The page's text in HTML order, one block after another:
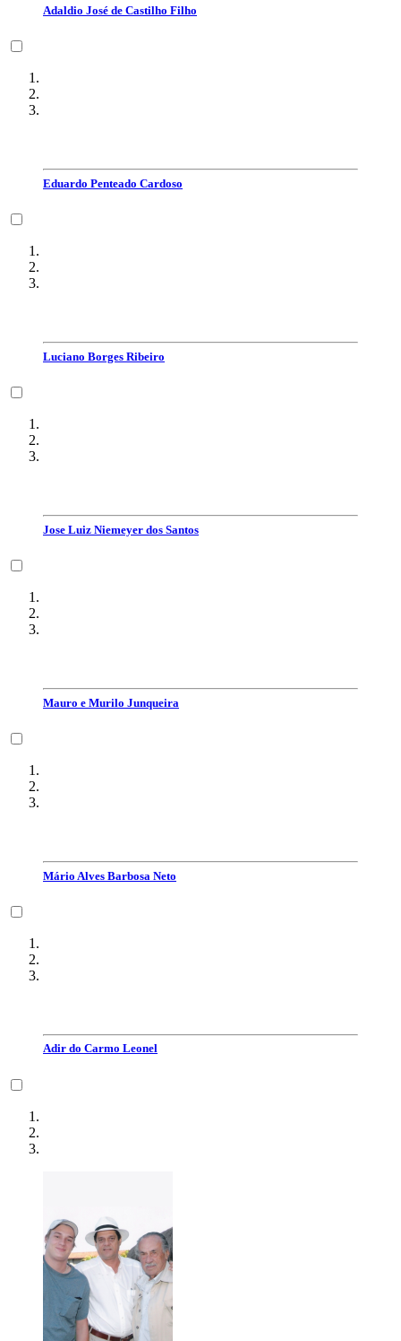
Adaldio José de Castilho Filho
Eduardo Penteado Cardoso
Luciano Borges Ribeiro
Jose Luiz Niemeyer dos Santos
Mauro e Murilo Junqueira
Mário Alves Barbosa Neto
Adir do Carmo Leonel